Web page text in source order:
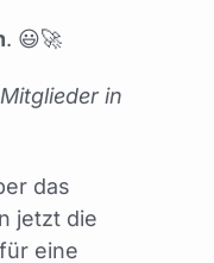
. 😃🚀
in
das
jetzt die
eine